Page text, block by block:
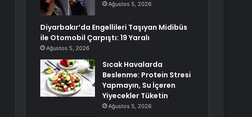
Ağustos 5, 2026
Diyarbakır’da Engellileri Taşıyan Midibüs
ile Otomobil Çarpıştı: 19 Yaralı
Ağustos 5, 2026
Sıcak Havalarda
Beslenme: Protein Stresi
Yapmayın, Su İçeren
Yiyecekler Tüketin
Ağustos 5, 2026